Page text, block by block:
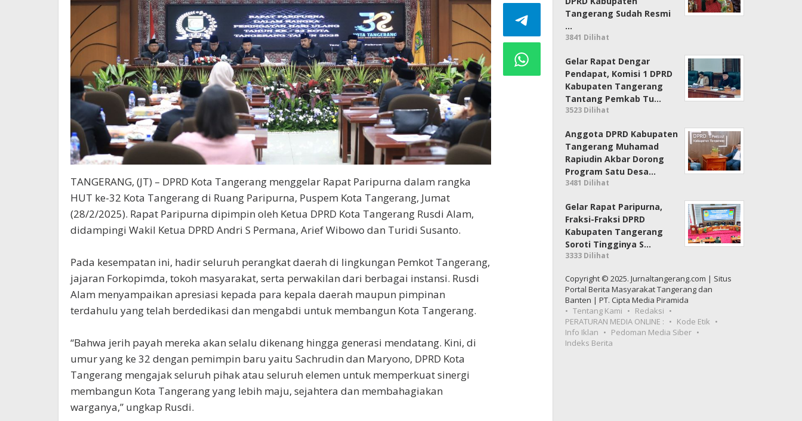
TANGERANG, (JT) – DPRD Kota Tangerang menggelar Rapat Paripurna dalam rangka
HUT ke-32 Kota Tangerang di Ruang Paripurna, Puspem Kota Tangerang, Jumat
(28/2/2025). Rapat Paripurna dipimpin oleh Ketua DPRD Kota Tangerang Rusdi Alam,
didampingi Wakil Ketua DPRD Andri S Permana, Arief Wibowo dan Turidi Susanto.
Pada kesempatan ini, hadir seluruh perangkat daerah di lingkungan Pemkot Tangerang,
jajaran Forkopimda, tokoh masyarakat, serta perwakilan dari berbagai instansi. Rusdi
Alam menyampaikan apresiasi kepada para kepala daerah maupun pimpinan
terdahulu yang telah berdedikasi dan mengabdi untuk membangun Kota Tangerang.
“Bahwa jerih payah mereka akan selalu dikenang hingga generasi mendatang. Kini, di
umur yang ke 32 dengan pemimpin baru yaitu Sachrudin dan Maryono, DPRD Kota
Tangerang mengajak seluruh pihak atau seluruh elemen untuk memperkuat sinergi
membangun Kota Tangerang yang lebih maju, sejahtera dan membahagiakan
warganya,” ungkap Rusdi.
Tangerang Sudah Resmi
…
3841 Dilihat
Gelar Rapat Dengar
Pendapat, Komisi 1 DPRD
Kabupaten Tangerang
Tantang Pemkab Tu…
3523 Dilihat
Anggota DPRD Kabupaten
Tangerang Muhamad
Rapiudin Akbar Dorong
Program Satu Desa…
3481 Dilihat
Gelar Rapat Paripurna,
Fraksi-Fraksi DPRD
Kabupaten Tangerang
Soroti Tingginya S…
3333 Dilihat
Copyright © 2025. Jurnaltangerang.com | Situs
Portal Berita Masyarakat Tangerang dan
Banten | PT. Cipta Media Piramida
Tentang Kami
Redaksi
PERATURAN MEDIA ONLINE :
Kode Etik
Info Iklan
Pedoman Media Siber
Indeks Berita